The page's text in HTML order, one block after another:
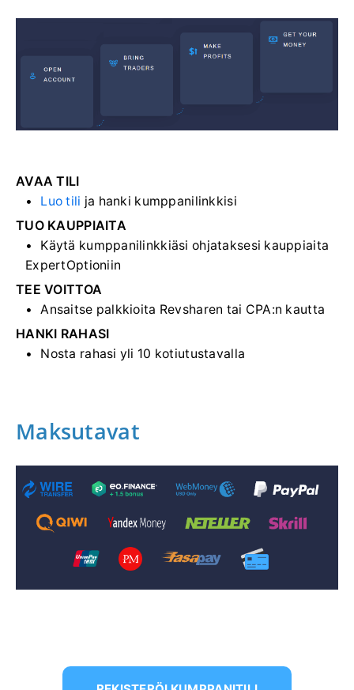
AVAA TILI
Luo tili ja hanki kumppanilinkkisi
TUO KAUPPIAITA
Käytä kumppanilinkkiäsi ohjataksesi kauppiaita
ExpertOptioniin
TEE VOITTOA
Ansaitse palkkioita Revsharen tai CPA:n kautta
HANKI RAHASI
Nosta rahasi yli 10 kotiutustavalla
Maksutavat